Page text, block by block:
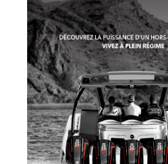
Les embarcations de pêche à
Aquila 42 Yacht
médias sociaux